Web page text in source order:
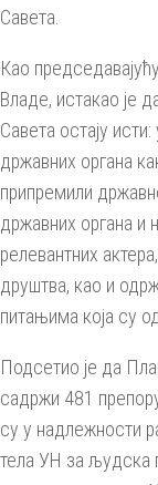
Савета.
Као
Владе, истакао је
Савета остају
државних органа
припремили
државних органа и
релевантних
друштва, као и
питањима која су
Подсетио је да
садржи 481
су у надлежности
тела УН за људска